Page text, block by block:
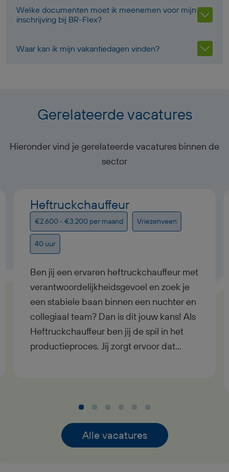
Welke documenten moet ik meenemen voor mijn
inschrijving bij BR-Flex?
Waar kan ik mijn vakantiedagen vinden?
Gerelateerde vacatures
Hieronder vind je gerelateerde vacatures binnen de
sector
Heftruckchauffeur
€2.600 - €3.200 per maand Vriezenveen
40 uur
Ben jij een ervaren heftruckchauffeur met
verantwoordelijkheidsgevoel en zoek je
een stabiele baan binnen een nuchter en
collegiaal team? Dan is dit jouw kans! Als
Heftruckchauffeur ben jij de spil in het
productieproces. Jij zorgt ervoor dat
doorwerken. Dankzij jouw inzet blijft de
werkplaats soepel en efficiënt draaien.
Een afwisselende en verantwoordelijke
functie binnen een stabiel familiebedrijf
Alle vacatures